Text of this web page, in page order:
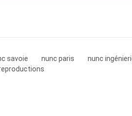
savoie nunc paris
nunc